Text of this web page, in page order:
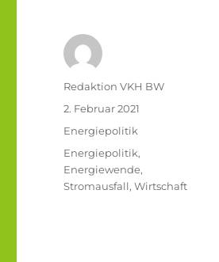
Autor
Redaktion VKH BW
Veröffentlicht
2. Februar 2021
Kategorien
Energiepolitik
Schlagwörter
Energiepolitik,
Energiewende,
Stromausfall,Wirtschaft